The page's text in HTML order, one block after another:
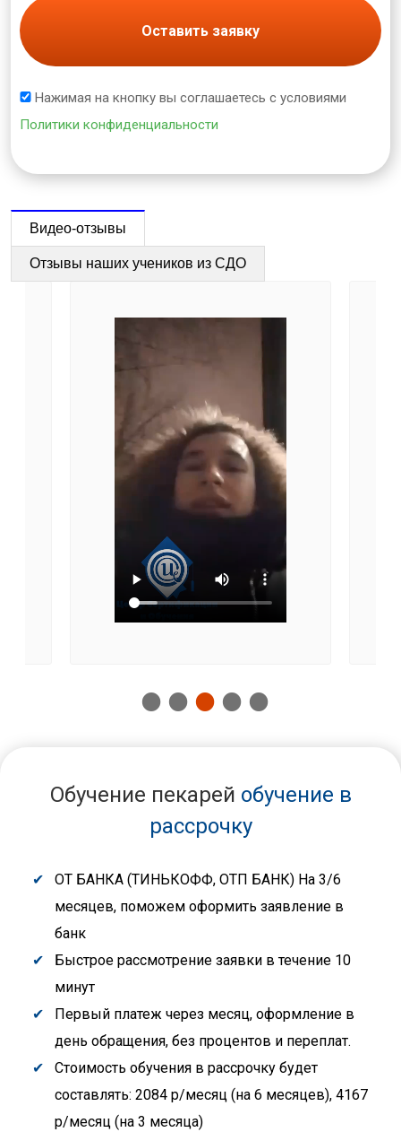
Оставить заявку
Нажимая на кнопку вы соглашаетесь с условиями
Политики конфиденциальности
Видео-отзывы
Отзывы наших учеников из СДО
Обучение пекарей обучение в
рассрочку
ОТ БАНКА (ТИНЬКОФФ, ОТП БАНК) На 3/6
месяцев, поможем оформить заявление в
банк
Быстрое рассмотрение заявки в течение 10
минут
Первый платеж через месяц, оформление в
день обращения, без процентов и переплат.
Стоимость обучения в рассрочку будет
составлять: 2084 р/месяц (на 6 месяцев), 4167
р/месяц (на 3 месяца)